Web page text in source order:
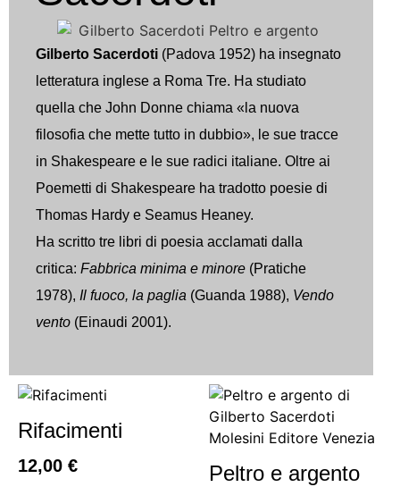
Gilberto Sacerdoti (Padova 1952) ha insegnato
letteratura inglese a Roma Tre. Ha studiato
quella che John Donne chiama «la nuova
filosofia che mette tutto in dubbio», le sue tracce
in Shakespeare e le sue radici italiane. Oltre ai
Poemetti di Shakespeare ha tradotto poesie di
Thomas Hardy e Seamus Heaney.
Ha scritto tre libri di poesia acclamati dalla
critica: Fabbrica minima e minore (Pratiche
1978), Il fuoco, la paglia (Guanda 1988), Vendo
vento (Einaudi 2001).
Rifacimenti
12,00 € Peltro e argento